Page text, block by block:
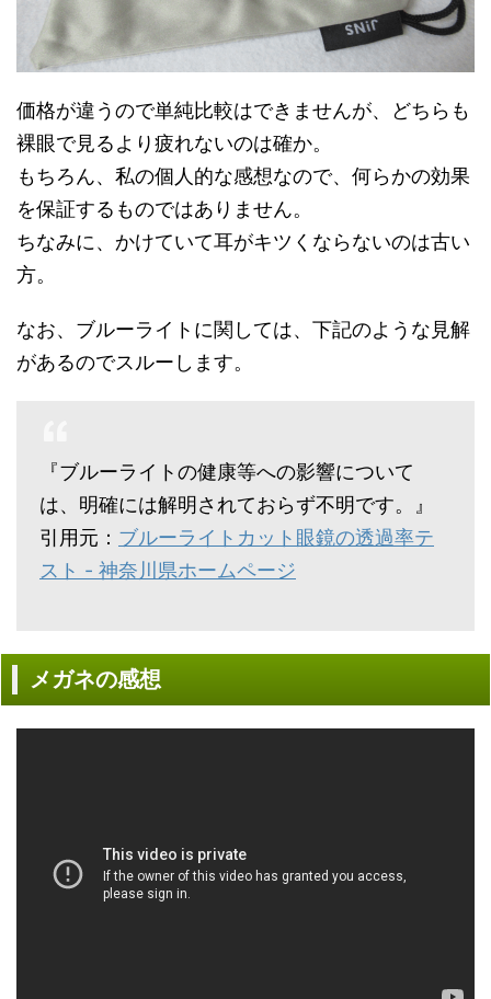
価格が違うので単純比較はできませんが、どちらも
裸眼で見るより疲れないのは確か。
もちろん、私の個人的な感想なので、何らかの効果
を保証するものではありません。
ちなみに、かけていて耳がキツくならないのは古い
方。
なお、ブルーライトに関しては、下記のような見解
があるのでスルーします。
『ブルーライトの健康等への影響について
は、明確には解明されておらず不明です。』
引用元： ブルーライトカット眼鏡の透過率テ
スト - 神奈川県ホームページ
メガネの感想